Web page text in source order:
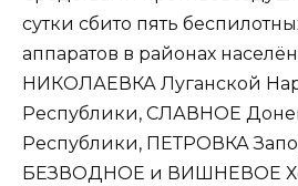
сутки сбито пять
аппаратов в районах
НИКОЛАЕВКА Луганской
Республики, СЛАВНОЕ
Республики, ПЕТРОВКА
БЕЗВОДНОЕ и ВИШНЕВОЕ